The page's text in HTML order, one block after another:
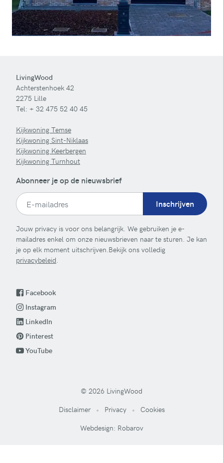
LivingWood
Achterstenhoek 42
2275 Lille
Tel: + 32 475 52 40 45
Kijkwoning Temse
Kijkwoning Sint-Niklaas
Kijkwoning Keerbergen
Kijkwoning Turnhout
Abonneer je op de nieuwsbrief
Inschrijven
Jouw privacy is voor ons belangrijk. We gebruiken je e-
mailadres enkel om onze nieuwsbrieven naar te sturen. Je kan
je op elk moment uitschrijven.Bekijk ons volledig
privacybeleid.
Facebook
Instagram
LinkedIn
Pinterest
YouTube
© 2026 LivingWood
Disclaimer
Privacy
Cookies
Webdesign: Robarov